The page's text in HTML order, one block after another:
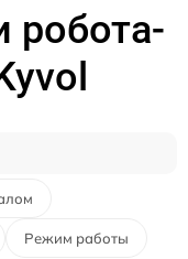
робота-
Режим работы